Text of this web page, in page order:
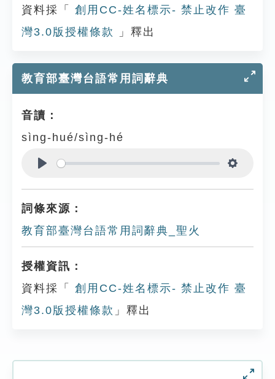
資料採「
創用CC-姓名標示- 禁止改作 臺
灣3.0版授權條款
」釋出
教育部臺灣台語常用詞辭典
音讀：
sìng-hué/sìng-hé
詞條來源：
教育部臺灣台語常用詞辭典_聖火
授權資訊：
資料採「
創用CC-姓名標示- 禁止改作 臺
灣3.0版授權條款 」釋出